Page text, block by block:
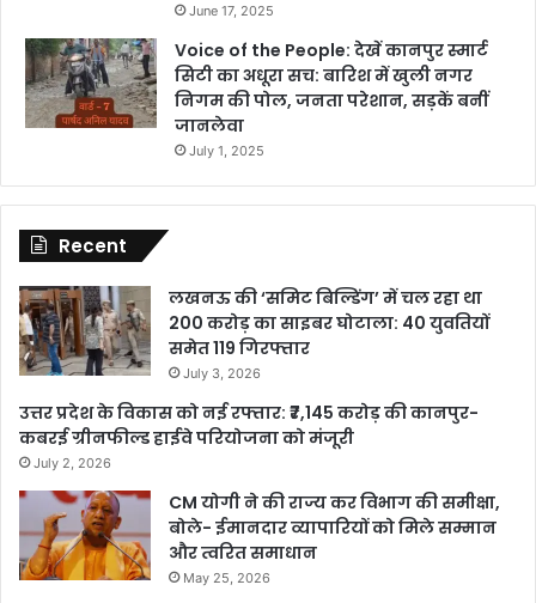
June 17, 2025
Voice of the People: देखें कानपुर स्मार्ट
सिटी का अधूरा सच: बारिश में खुली नगर
निगम की पोल, जनता परेशान, सड़कें बनीं
जानलेवा
July 1, 2025
Recent
लखनऊ की ‘समिट बिल्डिंग’ में चल रहा था
200 करोड़ का साइबर घोटाला: 40 युवतियों
समेत 119 गिरफ्तार
July 3, 2026
उत्तर प्रदेश के विकास को नई रफ्तार: ₹7,145 करोड़ की कानपुर-
कबरई ग्रीनफील्ड हाईवे परियोजना को मंजूरी
July 2, 2026
CM योगी ने की राज्य कर विभाग की समीक्षा,
बोले- ईमानदार व्यापारियों को मिले सम्मान
और त्वरित समाधान
May 25, 2026